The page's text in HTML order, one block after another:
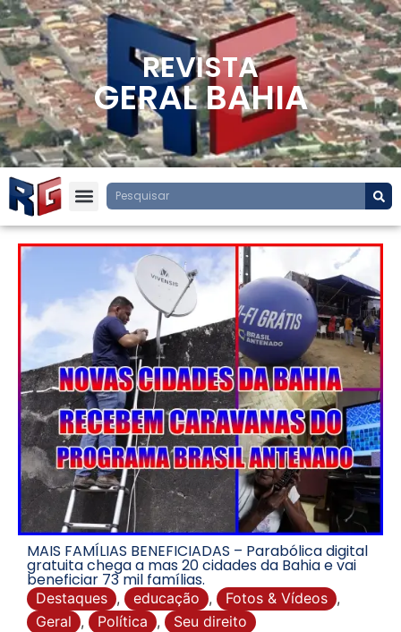
REVISTA
GERAL BAHIA
MAIS FAMÍLIAS BENEFICIADAS – Parabólica digital
gratuita chega a mas 20 cidades da Bahia e vai
beneficiar 73 mil famílias.
Destaques , educação , Fotos & Vídeos ,
Geral , Política , Seu direito